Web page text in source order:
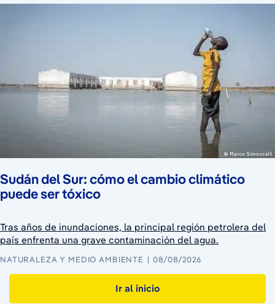
Sudán del Sur: cómo el cambio climático
puede ser tóxico
Tras años de inundaciones, la principal región petrolera del
país enfrenta una grave contaminación del agua.
NATURALEZA Y MEDIO AMBIENTE 08/08/2026
Ir al inicio